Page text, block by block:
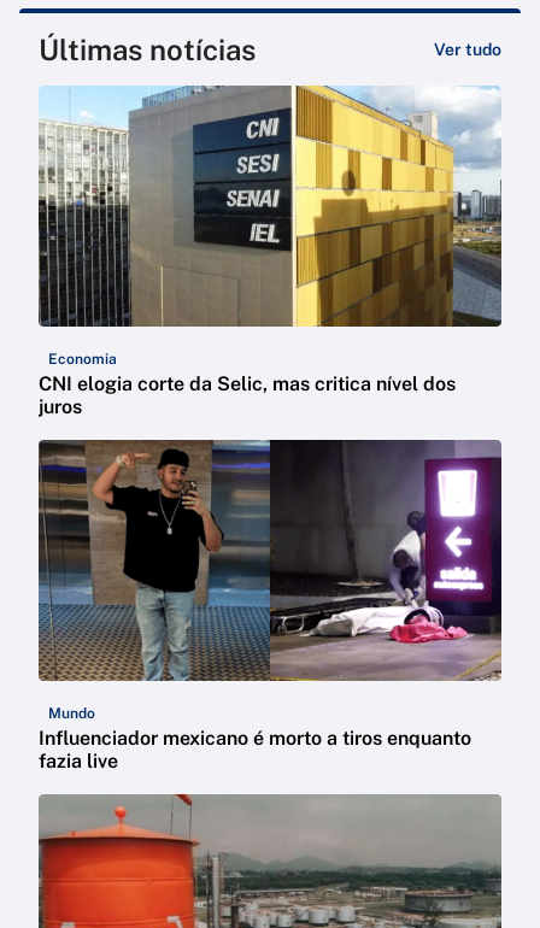
Últimas notícias Ver tudo
Economia
CNI elogia corte da Selic, mas critica nível dos
juros
Mundo
Influenciador mexicano é morto a tiros enquanto
fazia live